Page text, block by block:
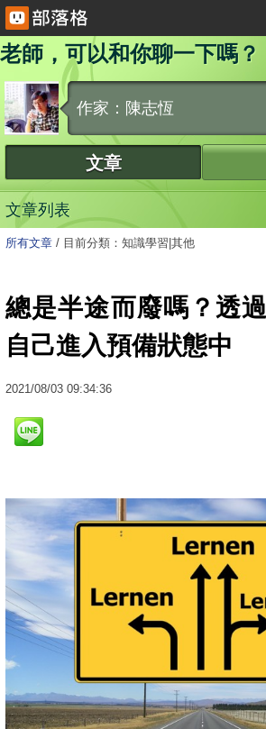
老師，可以和你聊一下嗎？
作家：陳志恆
文章
文章列表
所有文章 / 目前分類：知識學習|其他
總是半途而廢嗎？透
自己進入預備狀態中
2021/08/03 09:34:36